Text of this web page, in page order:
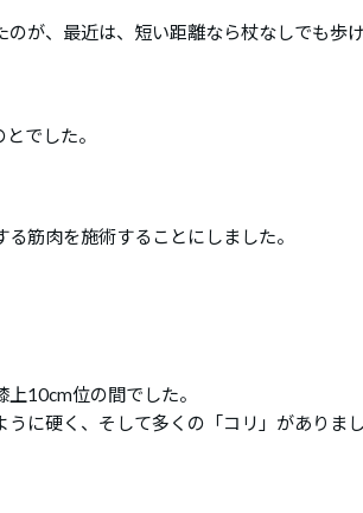
が、最近は、短い距離なら杖なしでも歩
でした。
筋肉を施術することにしました。
10cm位の間でした。
に硬く、そして多くの「コリ」がありまし